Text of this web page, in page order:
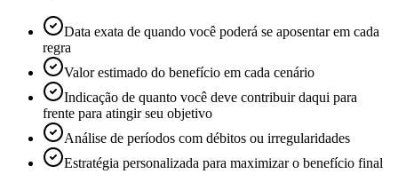
Data exata de quando você poderá se aposentar em cada
regra
Valor estimado do benefício em cada cenário
Indicação de quanto você deve contribuir daqui para
frente para atingir seu objetivo
Análise de períodos com débitos ou irregularidades
Estratégia personalizada para maximizar o benefício final